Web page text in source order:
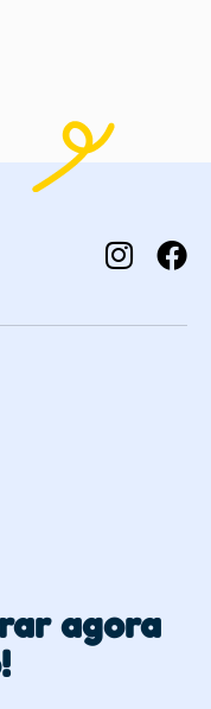
agora